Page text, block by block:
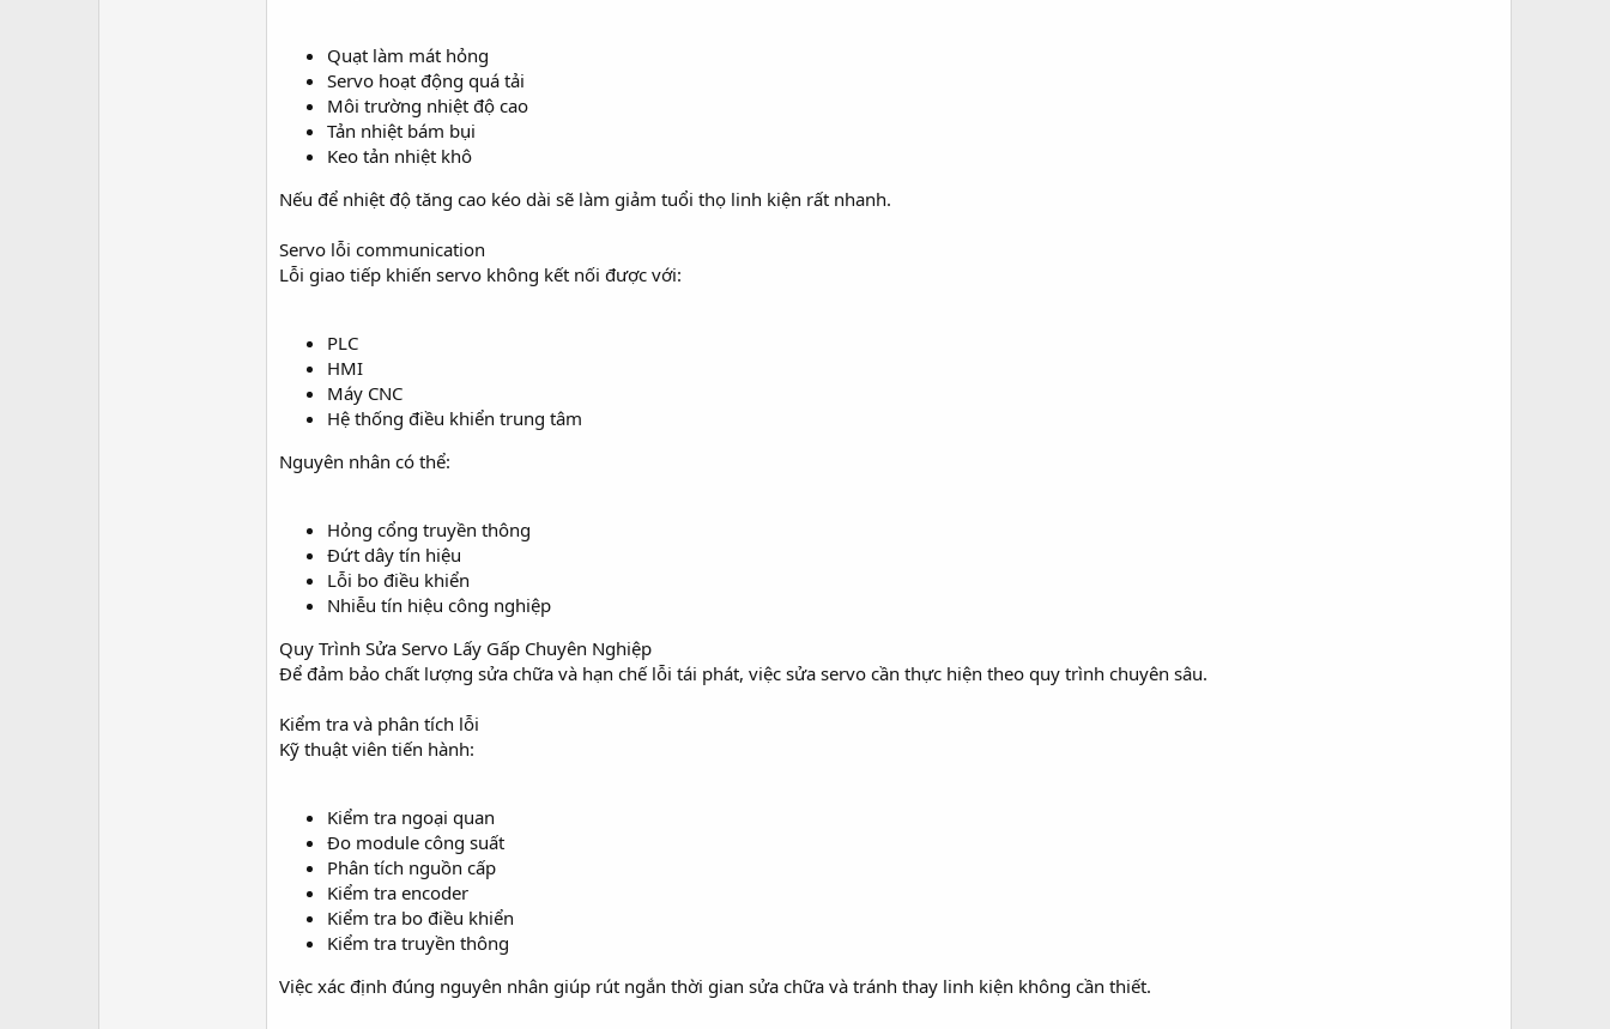
Quạt làm mát hỏng
Servo hoạt động quá tải
Môi trường nhiệt độ cao
Tản nhiệt bám bụi
Keo tản nhiệt khô
Nếu để nhiệt độ tăng cao kéo dài sẽ làm giảm tuổi thọ linh kiện rất nhanh.
Servo lỗi communication
Lỗi giao tiếp khiến servo không kết nối được với:
PLC
HMI
Máy CNC
Hệ thống điều khiển trung tâm
Nguyên nhân có thể:
Hỏng cổng truyền thông
Đứt dây tín hiệu
Lỗi bo điều khiển
Nhiễu tín hiệu công nghiệp
Quy Trình Sửa Servo Lấy Gấp Chuyên Nghiệp
Để đảm bảo chất lượng sửa chữa và hạn chế lỗi tái phát, việc sửa servo cần thực hiện theo quy trình chuyên sâu.
Kiểm tra và phân tích lỗi
Kỹ thuật viên tiến hành:
Kiểm tra ngoại quan
Đo module công suất
Phân tích nguồn cấp
Kiểm tra encoder
Kiểm tra bo điều khiển
Kiểm tra truyền thông
Việc xác định đúng nguyên nhân giúp rút ngắn thời gian sửa chữa và tránh thay linh kiện không cần thiết.